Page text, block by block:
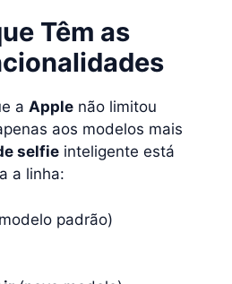
Têm as
a Apple não limitou
aos modelos mais
selfie inteligente está
a linha:
padrão)